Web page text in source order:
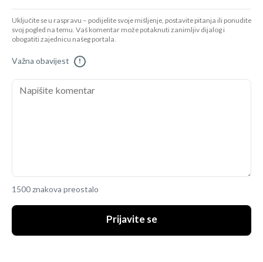
Uključite se u raspravu – podijelite svoje mišljenje, postavite pitanja ili ponudite
svoj pogled na temu. Vaš komentar može potaknuti zanimljiv dijalog i
obogatiti zajednicu našeg portala.
Važna obavijest !
1500 znakova preostalo
Prijavite se